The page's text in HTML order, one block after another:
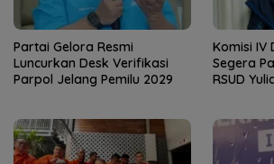
Partai Gelora Resmi
Luncurkan Desk Verifikasi
Parpol Jelang Pemilu 2029
Komisi IV
Segera
RSUD